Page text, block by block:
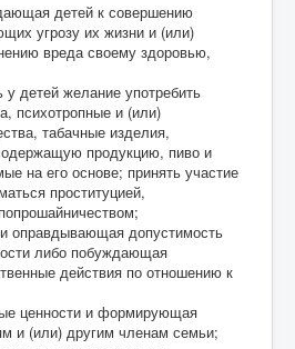
детей к совершению
угрозу их жизни и (или)
вреда своему здоровью,
у детей желание употребить
психотропные и (или)
табачные изделия,
продукцию, пиво и
на его основе; принять участие
проституцией,
оправдывающая допустимость
либо побуждающая
действия по отношению к
ценности и формирующая
и (или) другим членам семьи;